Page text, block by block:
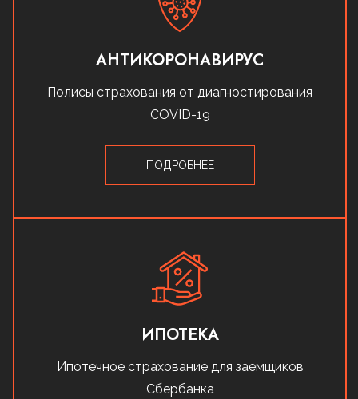
АНТИКОРОНАВИРУС
Полисы страхования от диагностирования
COVID-19
ПОДРОБНЕЕ
ИПОТЕКА
Ипотечное страхование для заемщиков
Сбербанка